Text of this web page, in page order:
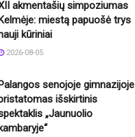
akmentašių simpoziumas
miestą papuošė trys
kūriniai
2026-08-05
senojoje gimnazijoje
išskirtinis
„Jaunuolio